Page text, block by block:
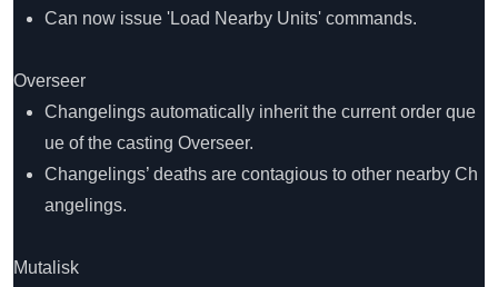
Can now issue 'Load Nearby Units' commands.
Overseer
Changelings automatically inherit the current order que
ue of the casting Overseer.
Changelings’ deaths are contagious to other nearby Ch
angelings.
Mutalisk